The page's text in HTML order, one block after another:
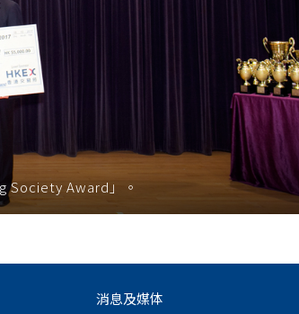
Society Award」。
消息及媒体